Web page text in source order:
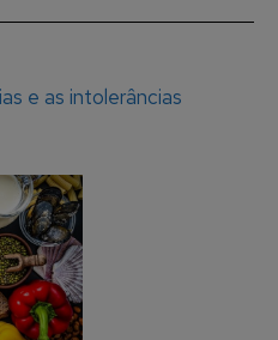
e as intolerâncias